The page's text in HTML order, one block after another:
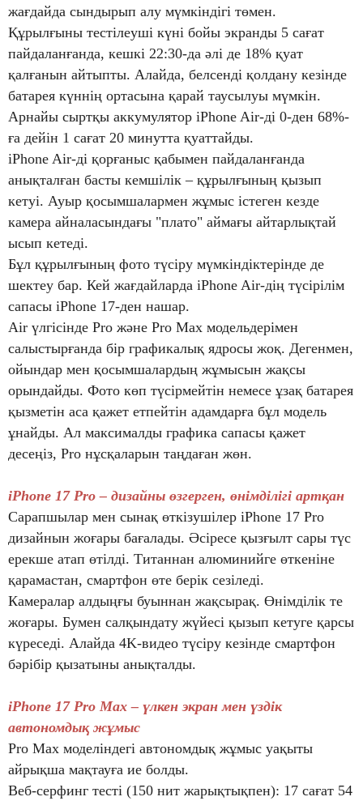
жағдайда сындырып алу мүмкіндігі төмен.
Құрылғыны тестілеуші күні бойы экранды 5 сағат
пайдаланғанда, кешкі 22:30-да әлі де 18% қуат
қалғанын айтыпты. Алайда, белсенді қолдану кезінде
батарея күннің ортасына қарай таусылуы мүмкін.
Арнайы сыртқы аккумулятор iPhone Air-ді 0-ден 68%-
ға дейін 1 сағат 20 минутта қуаттайды.
iPhone Air-ді қорғаныс қабымен пайдаланғанда
анықталған басты кемшілік – құрылғының қызып
кетуі. Ауыр қосымшалармен жұмыс істеген кезде
камера айналасындағы "плато" аймағы айтарлықтай
ысып кетеді.
Бұл құрылғының фото түсіру мүмкіндіктерінде де
шектеу бар. Кей жағдайларда iPhone Air-дің түсірілім
сапасы iPhone 17-ден нашар.
Air үлгісінде Pro және Pro Max модельдерімен
салыстырғанда бір графикалық ядросы жоқ. Дегенмен,
ойындар мен қосымшалардың жұмысын жақсы
орындайды. Фото көп түсірмейтін немесе ұзақ батарея
қызметін аса қажет етпейтін адамдарға бұл модель
ұнайды. Ал максималды графика сапасы қажет
десеңіз, Pro нұсқаларын таңдаған жөн.
iPhone 17 Pro– дизайны өзгерген, өнімділігі артқан
Сарапшылар мен сынақ өткізушілер iPhone 17 Pro
дизайнын жоғары бағалады. Әсіресе қызғылт сары түс
ерекше атап өтілді. Титаннан алюминийге өткеніне
қарамастан, смартфон өте берік сезіледі.
Камералар алдыңғы буыннан жақсырақ. Өнімділік те
жоғары. Бумен салқындату жүйесі қызып кетуге қарсы
күреседі. Алайда 4K-видео түсіру кезінде смартфон
бәрібір қызатыны анықталды.
iPhone 17 Pro Max– үлкен экран мен үздік
автономдық жұмыс
Pro Max моделіндегі автономдық жұмыс уақыты
айрықша мақтауға ие болды.
Веб-серфинг тесті (150 нит жарықтықпен): 17 сағат 54